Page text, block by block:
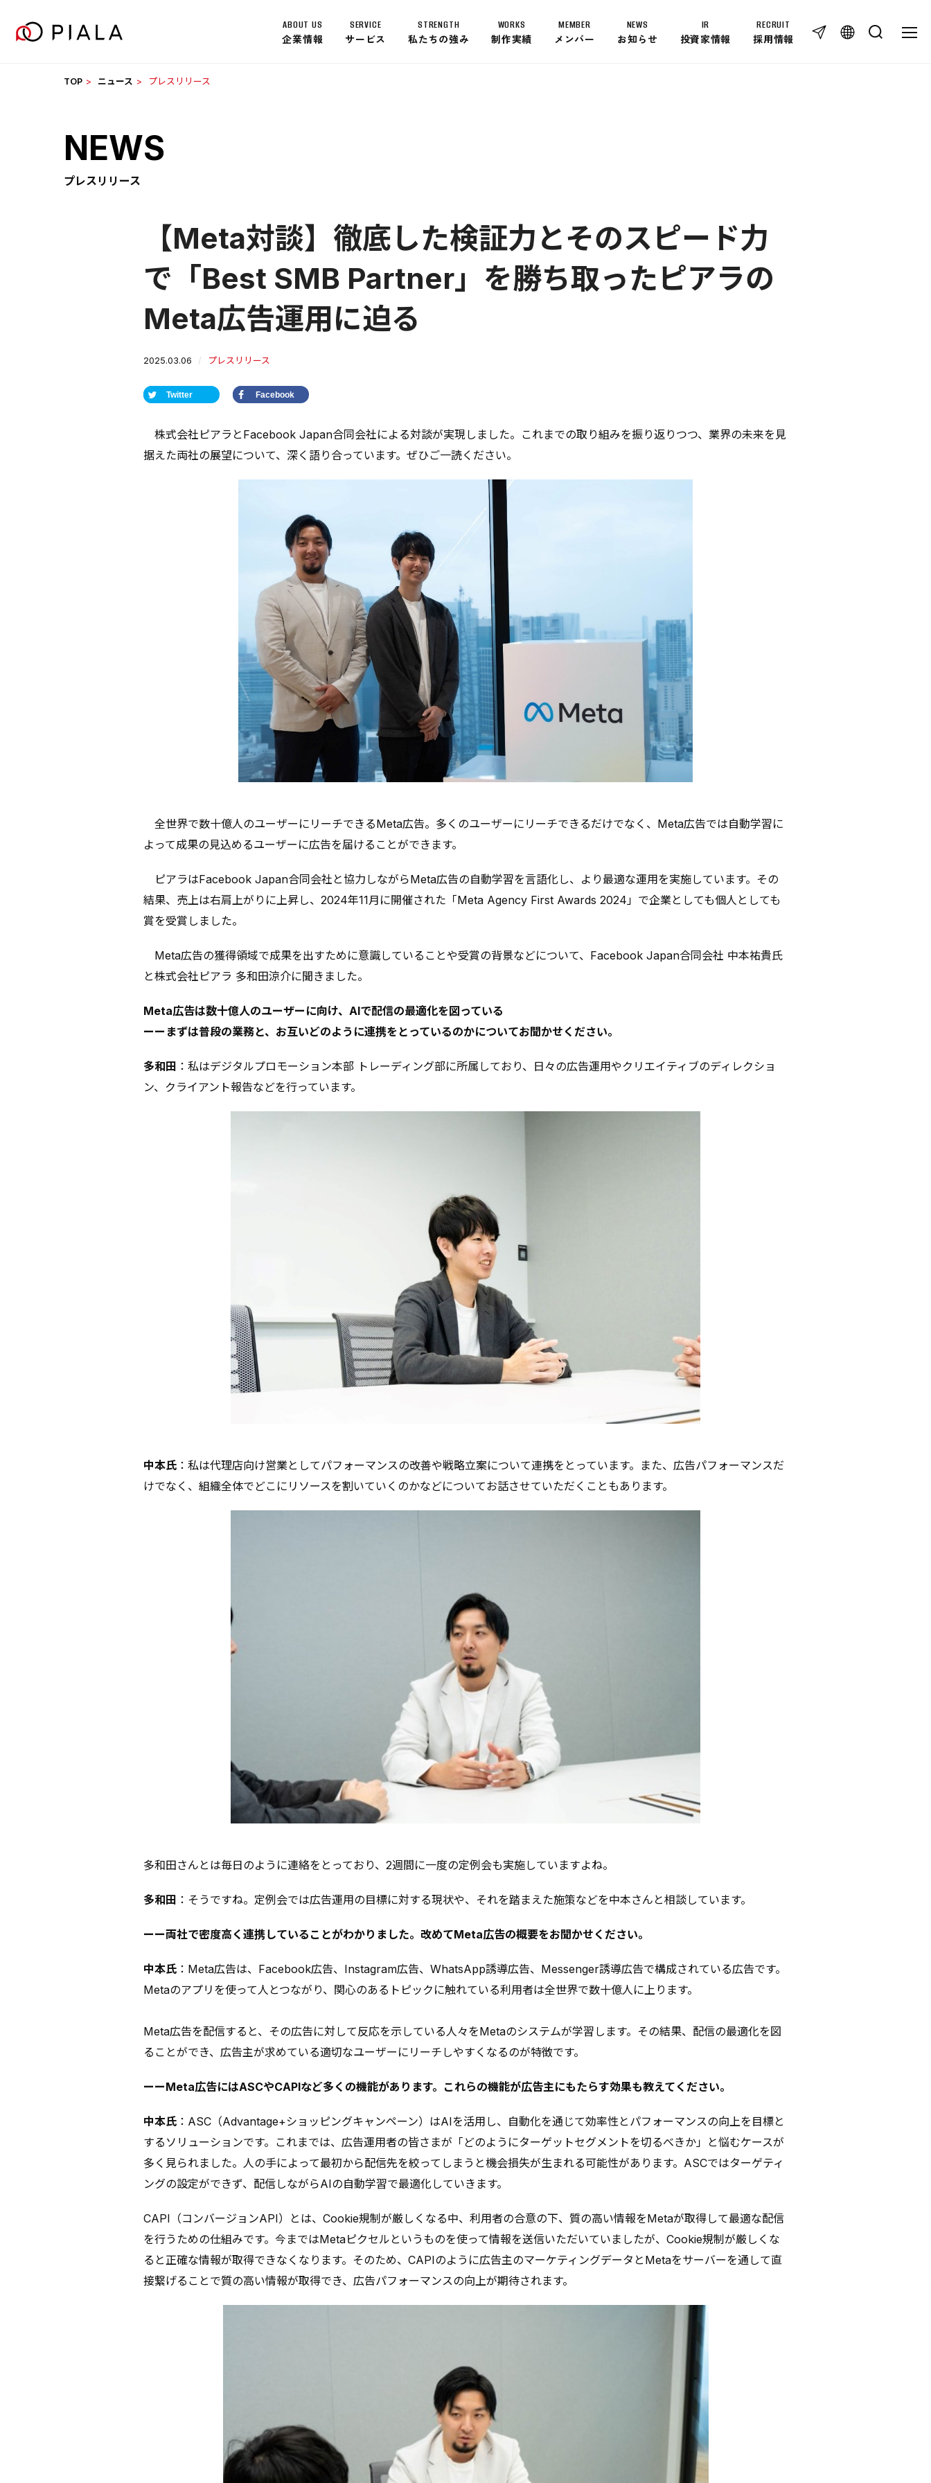
SERVICE
STRENGTH
ALL
お知らせ
メディア
セミナー情報
株式情報
RECRUIT
ABOUT US
企業情報
SERVICE
サービス
STRENGTH
私たちの強み
WORKS
制作実績
MEMBER
メンバー
NEWS
お知らせ
IR
投資家情報
RECRUIT
採用情報
TOP ニュース プレスリリース
NEWS
プレスリリース
【Meta対談】徹底した検証力とそのスピード力
で「Best SMB Partner」を勝ち取ったピアラの
Meta広告運用に迫る
2025.03.06 プレスリリース
Twitter Facebook
株式会社ピアラとFacebook Japan合同会社による対談が実現しました。これまでの取り組みを振り返りつつ、業界の未来を見
据えた両社の展望について、深く語り合っています。ぜひご一読ください。
全世界で数十億人のユーザーにリーチできるMeta広告。多くのユーザーにリーチできるだけでなく、Meta広告では自動学習に
よって成果の見込めるユーザーに広告を届けることができます。
ピアラはFacebook Japan合同会社と協力しながらMeta広告の自動学習を言語化し、より最適な運用を実施しています。その
結果、売上は右肩上がりに上昇し、2024年11月に開催された「Meta Agency First Awards 2024」で企業としても個人としても
賞を受賞しました。
Meta広告の獲得領域で成果を出すために意識していることや受賞の背景などについて、Facebook Japan合同会社 中本祐貴氏
と株式会社ピアラ 多和田涼介に聞きました。
Meta広告は数十億人のユーザーに向け、AIで配信の最適化を図っている
ーーまずは普段の業務と、お互いどのように連携をとっているのかについてお聞かせください。
多和田 ：私はデジタルプロモーション本部 トレーディング部に所属しており、日々の広告運用やクリエイティブのディレクショ
ン、クライアント報告などを行っています。
中本氏 ：私は代理店向け営業としてパフォーマンスの改善や戦略立案について連携をとっています。また、広告パフォーマンスだ
けでなく、組織全体でどこにリソースを割いていくのかなどについてお話させていただくこともあります。
多和田さんとは毎日のように連絡をとっており、2週間に一度の定例会も実施していますよね。
多和田 ：そうですね。定例会では広告運用の目標に対する現状や、それを踏まえた施策などを中本さんと相談しています。
ーー両社で密度高く連携していることがわかりました。改めてMeta広告の概要をお聞かせください。
中本氏 ：Meta広告は、Facebook広告、Instagram広告、WhatsApp誘導広告、Messenger誘導広告で構成されている広告です。
Metaのアプリを使って人とつながり、関心のあるトピックに触れている利用者は全世界で数十億人に上ります。
Meta広告を配信すると、その広告に対して反応を示している人々をMetaのシステムが学習します。その結果、配信の最適化を図
ることができ、広告主が求めている適切なユーザーにリーチしやすくなるのが特徴です。
ーーMeta広告にはASCやCAPIなど多くの機能があります。これらの機能が広告主にもたらす効果も教えてください。
中本氏 ：ASC（Advantage+ショッピングキャンペーン）はAIを活用し、自動化を通じて効率性とパフォーマンスの向上を目標と
するソリューションです。これまでは、広告運用者の皆さまが「どのようにターゲットセグメントを切るべきか」と悩むケースが
多く見られました。人の手によって最初から配信先を絞ってしまうと機会損失が生まれる可能性があります。ASCではターゲティ
ングの設定ができず、配信しながらAIの自動学習で最適化していきます。
CAPI（コンバージョンAPI）とは、Cookie規制が厳しくなる中、利用者の合意の下、質の高い情報をMetaが取得して最適な配信
を行うための仕組みです。今まではMetaピクセルというものを使って情報を送信いただいていましたが、Cookie規制が厳しくな
ると正確な情報が取得できなくなります。そのため、CAPIのように広告主のマーケティングデータとMetaをサーバーを通して直
接繋げることで質の高い情報が取得でき、広告パフォーマンスの向上が期待されます。